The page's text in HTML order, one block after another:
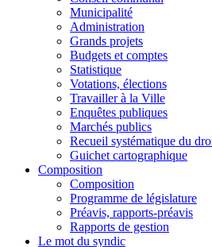
Municipalité
Administration
Grands projets
Budgets et comptes
Statistique
Votations, élections
Travailler à la Ville
Enquêtes publiques
Marchés publics
Recueil systématique du
Guichet cartographique
Composition
Composition
Programme de législature
Préavis, rapports-préavis
Rapports de gestion
Le mot du syndic